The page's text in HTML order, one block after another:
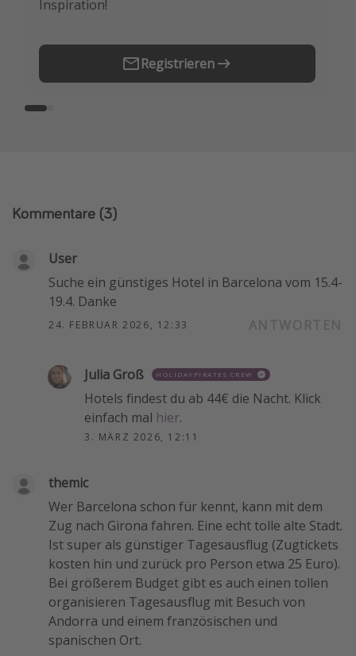
Inspiration!
Registrieren
Erstes.
Kommentare (3)
User
Suche ein günstiges Hotel in Barcelona vom 15.4-
19.4. Danke
24. FEBRUAR 2026, 12:33
Julia Groß HOLIDAYPIRATES CREW
Hotels findest du ab 44€ die Nacht. Klick
einfach mal hier.
3. MÄRZ 2026, 12:11
themic
Wer Barcelona schon für kennt, kann mit dem
Zug nach Girona fahren. Eine echt tolle alte Stadt.
Ist super als günstiger Tagesausflug (Zugtickets
kosten hin und zurück pro Person etwa 25 Euro).
Bei größerem Budget gibt es auch einen tollen
organisieren Tagesausflug mit Besuch von
Andorra und einem französischen und
spanischen Ort.